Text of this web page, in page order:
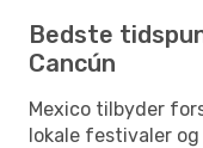
Bedste
Cancún
Mexico tilbyder
lokale festivaler